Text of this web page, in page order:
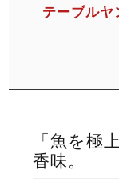
テーブルヤ
「魚を極
香味。